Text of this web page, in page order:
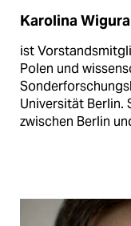
Karolina Wigura
ist
Polen und
Universität Berlin.
zwischen Berlin